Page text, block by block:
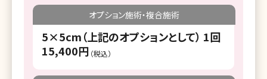
湘南美容クリニック 金山院
湘南美容クリニック 豊田院
オプション施術・複合施術
5×5cm（上記のオプションとして） 1回
15,400円 （税込）